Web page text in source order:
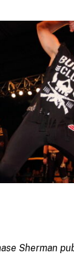
Sherman